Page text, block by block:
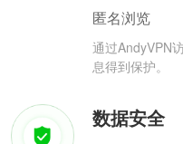
匿名浏览
通过AndyVPN
息得到保护。
数据安全